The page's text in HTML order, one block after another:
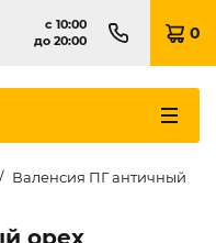
с 10:00
до 20:00 0
Валенсия ПГ античный
орех